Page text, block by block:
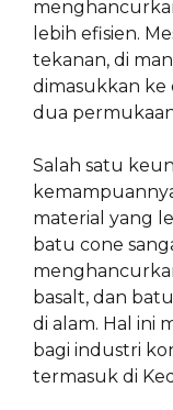
lebih efisien.
tekanan, di
dimasukkan ke
dua
Salah satu
material yang
batu cone
basalt, dan
di alam. Hal ini
bagi industri
termasuk di